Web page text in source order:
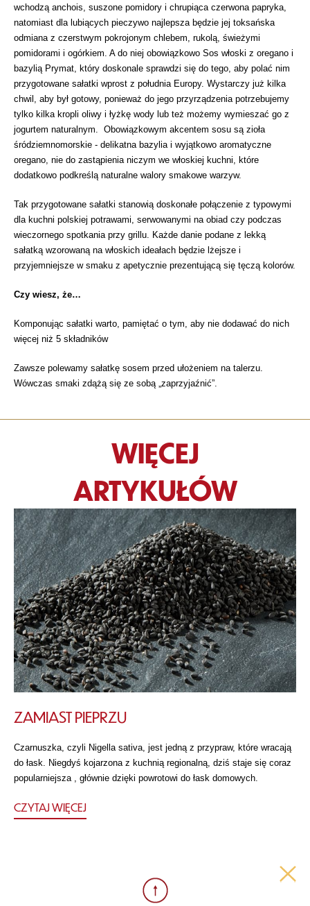
wchodzą anchois, suszone pomidory i chrupiąca czerwona papryka,
natomiast dla lubiących pieczywo najlepsza będzie jej toksańska
odmiana z czerstwym pokrojonym chlebem, rukolą, świeżymi
pomidorami i ogórkiem. A do niej obowiązkowo Sos włoski z oregano i
bazylią Prymat, który doskonale sprawdzi się do tego, aby polać nim
przygotowane sałatki wprost z południa Europy. Wystarczy już kilka
chwil, aby był gotowy, ponieważ do jego przyrządzenia potrzebujemy
tylko kilka kropli oliwy i łyżkę wody lub też możemy wymieszać go z
jogurtem naturalnym. Obowiązkowym akcentem sosu są zioła
śródziemnomorskie - delikatna bazylia i wyjątkowo aromatyczne
oregano, nie do zastąpienia niczym we włoskiej kuchni, które
dodatkowo podkreślą naturalne walory smakowe warzyw.
Tak przygotowane sałatki stanowią doskonałe połączenie z typowymi
dla kuchni polskiej potrawami, serwowanymi na obiad czy podczas
wieczornego spotkania przy grillu. Każde danie podane z lekką
sałatką wzorowaną na włoskich ideałach będzie lżejsze i
przyjemniejsze w smaku z apetycznie prezentującą się tęczą kolorów.
Czy wiesz, że…
Komponując sałatki warto, pamiętać o tym, aby nie dodawać do nich
więcej niż 5 składników
Zawsze polewamy sałatkę sosem przed ułożeniem na talerzu.
Wówczas smaki zdążą się ze sobą „zaprzyjaźnić”.
WIĘCEJ
ARTYKUŁÓW
ZAMIAST PIEPRZU
Czarnuszka, czyli Nigella sativa, jest jedną z przypraw, które wracają
do łask. Niegdyś kojarzona z kuchnią regionalną, dziś staje się coraz
popularniejsza , głównie dzięki powrotowi do łask domowych.
CZYTAJ WIĘCEJ